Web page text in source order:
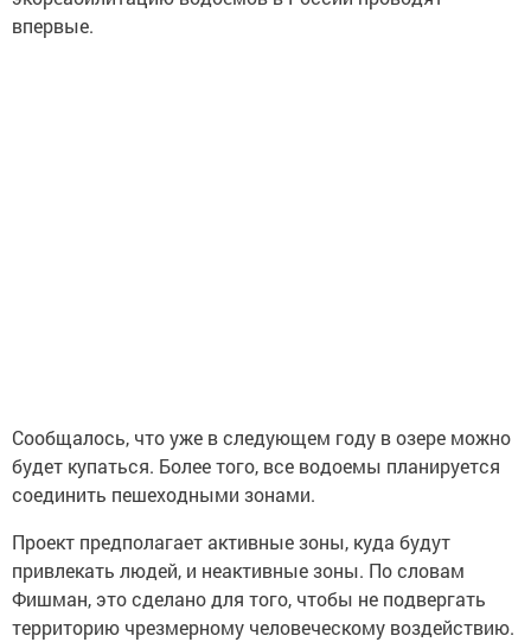
впервые.
Сообщалось, что уже в следующем году в озере можно
будет купаться. Более того, все водоемы планируется
соединить пешеходными зонами.
Проект предполагает активные зоны, куда будут
привлекать людей, и неактивные зоны. По словам
Фишман, это сделано для того, чтобы не подвергать
территорию чрезмерному человеческому воздействию.